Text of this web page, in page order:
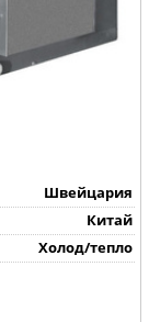
Швейцария
Китай
Холод/тепло